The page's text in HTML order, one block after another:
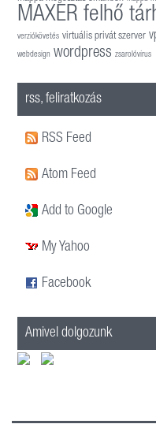
MAXER felhő
verziókövetés virtuális privát szerver
webdesign wordpress zsarolóvírus
rss, feliratkozás
RSS Feed
Atom Feed
Add to Google
My Yahoo
Facebook
Amivel dolgozunk